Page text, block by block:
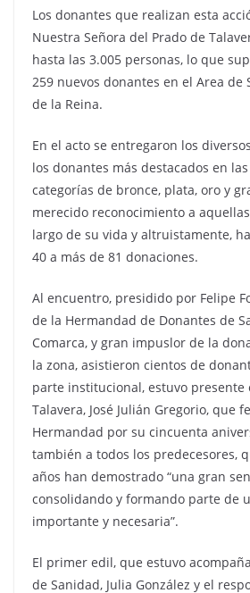
Los donantes que realizan esta
Nuestra Señora del Prado de
hasta las 3.005 personas, lo que
259 nuevos donantes en el Area de
de la Reina.
En el acto se entregaron los
los donantes más destacados en
categorías de bronce, plata, oro y
merecido reconocimiento a
largo de su vida y altruistamente,
40 a más de 81 donaciones.
Al encuentro, presidido por Felipe
de la Hermandad de Donantes de
Comarca, y gran impuslor de la
la zona, asistieron cientos de
parte institucional, estuvo presente
Talavera, José Julián Gregorio, que
Hermandad por su cincuenta
también a todos los predecesores,
años han demostrado “una gran
consolidando y formando parte de
importante y necesaria”.
El primer edil, que estuvo
de Sanidad, Julia González y el